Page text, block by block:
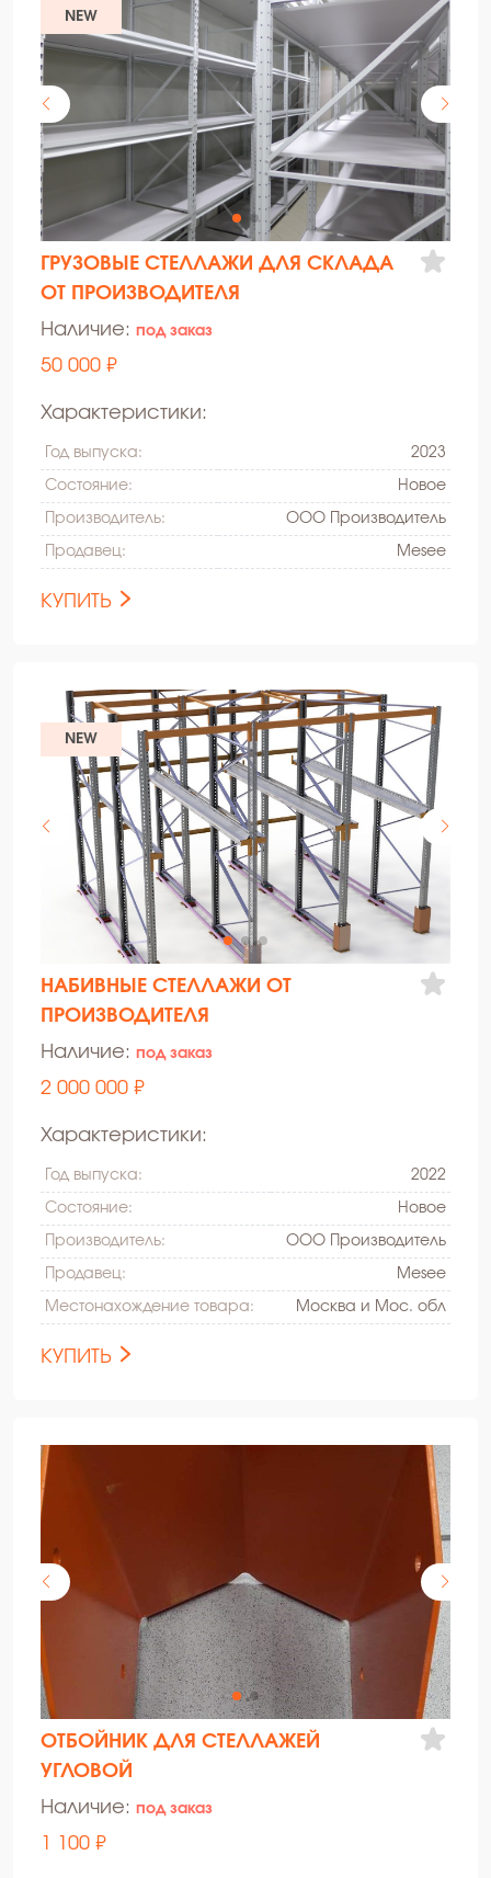
NEW
ГРУЗОВЫЕ СТЕЛЛАЖИ ДЛЯ СКЛАДА
ОТ ПРОИЗВОДИТЕЛЯ
Наличие: под заказ
50 000 ₽
Характеристики:
Год выпуска: 2023
Состояние: Hовое
Производитель: ООО Производитель
Продавец: Mesee
КУПИТЬ
NEW
НАБИВНЫЕ СТЕЛЛАЖИ ОТ
ПРОИЗВОДИТЕЛЯ
Наличие: под заказ
2 000 000 ₽
Характеристики:
Год выпуска: 2022
Состояние: Hовое
Производитель: ООО Производитель
Продавец: Mesee
Местонахождение товара: Москва и Мос. обл
КУПИТЬ
ОТБОЙНИК ДЛЯ СТЕЛЛАЖЕЙ
УГЛОВОЙ
Наличие: под заказ
1 100 ₽